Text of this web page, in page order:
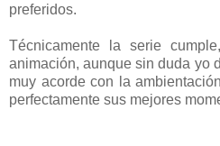
preferidos.
Técnicamente la serie
animación, aunque sin duda yo
muy acorde con la
perfectamente sus mejores